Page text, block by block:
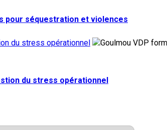
pour séquestration et violences
du stress opérationnel
du stress opérationnel